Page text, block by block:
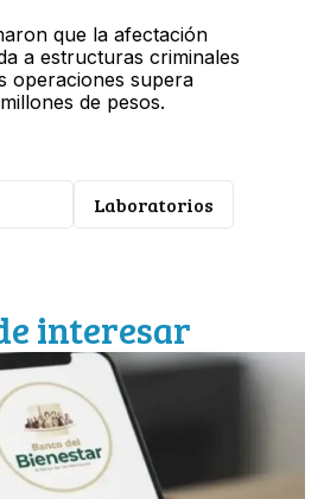
que la afectación
a estructuras criminales
operaciones supera
de pesos.
Laboratorios
interesar